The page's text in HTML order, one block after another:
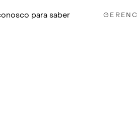
para saber